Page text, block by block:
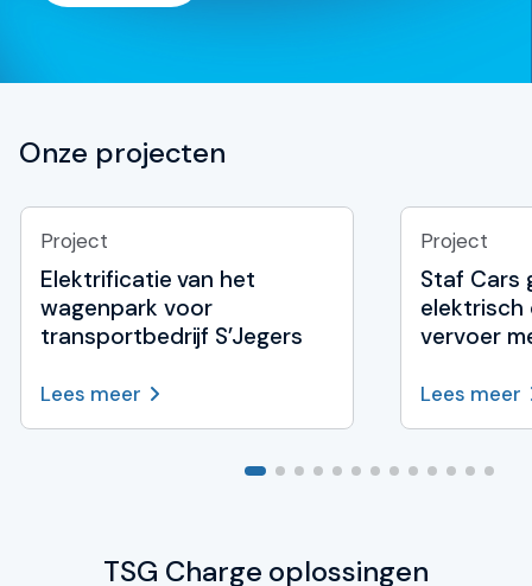
Onze projecten
Project
Elektrificatie van het
wagenpark voor
transportbedrijf S’Jegers
Lees meer
Project
Staf Cars
elektrisch
vervoer
Lees meer
TSG Charge oplossingen